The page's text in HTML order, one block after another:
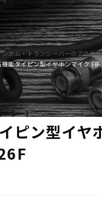
カム・トランシーバーのアクセ
機能タイピン型イヤホンマイク
・シー）
ピン型イヤ